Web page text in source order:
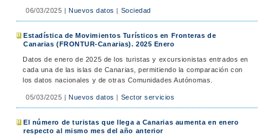
06/03/2025 |Nuevos datos | Sociedad
Estadística de Movimientos Turísticos en Fronteras de
Canarias (FRONTUR-Canarias). 2025 Enero
Datos de enero de 2025 de los turistas y excursionistas entrados en
cada una de las islas de Canarias, permitiendo la comparación con
los datos nacionales y de otras Comunidades Autónomas.
05/03/2025 |Nuevos datos | Sector servicios
El número de turistas que llega a Canarias aumenta en enero
respecto al mismo mes del año anterior